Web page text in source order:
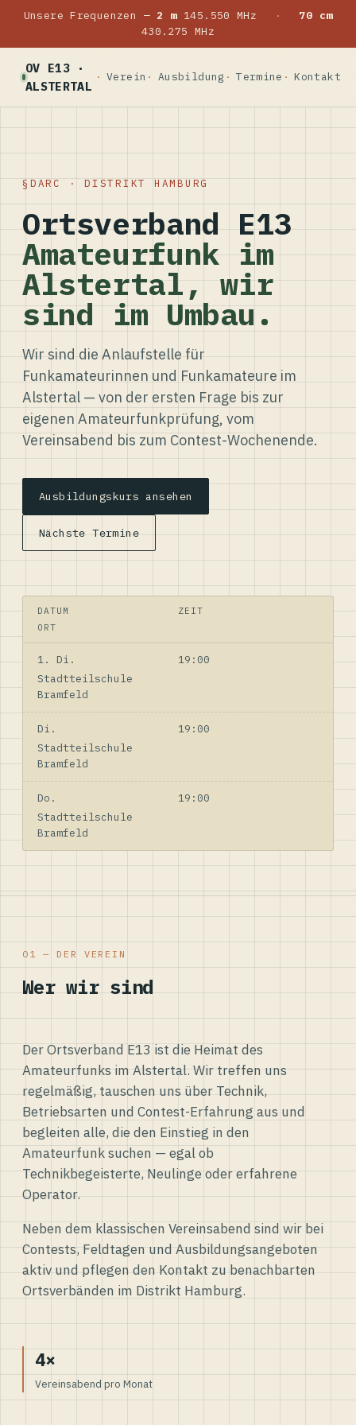
Unsere Frequenzen — 2 m145.550 MHz ·
70 cm
430.275 MHz
OV E13 ·
ALSTERTAL
Verein Ausbildung Termine Kontakt
DARC · DISTRIKT HAMBURG
Ortsverband E13
Amateurfunk im
Alstertal, wir
sind im Umbau.
Wir sind die Anlaufstelle für
Funkamateurinnen und Funkamateure im
Alstertal — von der ersten Frage bis zur
eigenen Amateurfunkprüfung, vom
Vereinsabend bis zum Contest-Wochenende.
Ausbildungskurs ansehen
Nächste Termine
DATUM
ZEIT
ORT
1. Di.
19:00
Stadtteilschule
Bramfeld
Di.
19:00
Stadtteilschule
Bramfeld
Do.
19:00
Stadtteilschule
Bramfeld
01 — DER VEREIN
Wer wir sind
Der Ortsverband E13 ist die Heimat des
Amateurfunks im Alstertal. Wir treffen uns
regelmäßig, tauschen uns über Technik,
Betriebsarten und Contest-Erfahrung aus und
begleiten alle, die den Einstieg in den
Amateurfunk suchen — egal ob
Technikbegeisterte, Neulinge oder erfahrene
Operator.
Neben dem klassischen Vereinsabend sind wir bei
Contests, Feldtagen und Ausbildungsangeboten
aktiv und pflegen den Kontakt zu benachbarten
Ortsverbänden im Distrikt Hamburg.
4×
Vereinsabend pro Monat